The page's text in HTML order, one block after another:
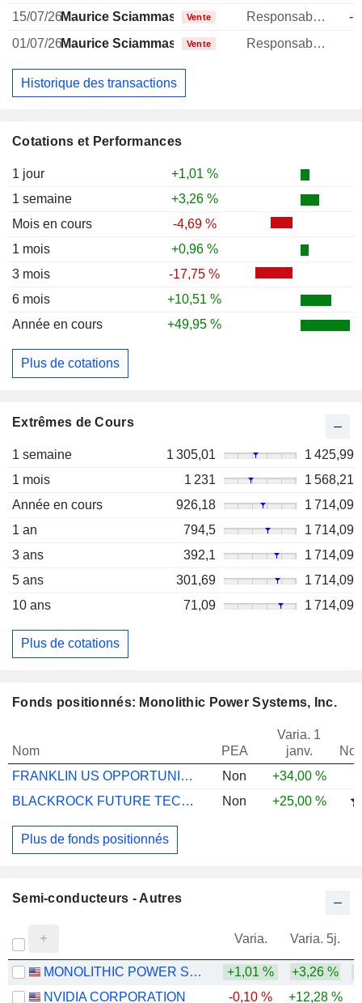
Cotations et Performances
1 jour
+1,01 %
1 semaine
+3,26 %
Mois en cours
-4,69 %
1 mois
+0,96 %
3 mois
-17,75 %
6 mois
+10,51 %
Année en cours
+49,95 %
Plus de cotations
Extrêmes de Cours
1 semaine 1 305,01
1 425,99
1 mois
1 231
1 568,21
Année en cours
926,18
1 714,09
1 an
794,5
1 714,09
3 ans
392,1
1 714,09
5 ans
301,69
1 714,09
10 ans
71,09 1 714,09
Plus de cotations
15/07/26Maurice Sciammas Vente Responsable ventes & marketing
-
01/07/26Maurice Sciammas Vente Responsable ventes & marketing
Historique des transactions
Fonds positionnés: Monolithic Power Systems, Inc.
Nom PEA
Varia. 1
janv.
FRANKLIN US OPPORTUNITIES A(ACC)USD
Non
+34,00 %
BLACKROCK FUTURE TECHNOLOGY A ACC USD
Non +25,00 %
Plus de fonds positionnés
Semi-conducteurs - Autres
Varia. Varia. 5j.
MONOLITHIC POWER SYSTEMS, INC. +1,01 % +3,26 %
NVIDIA CORPORATION
-0,10 % +12,28 %